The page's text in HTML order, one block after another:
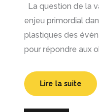
La question de la
enjeu primordial
plastiques des
pour répondre aux
Lire la suite